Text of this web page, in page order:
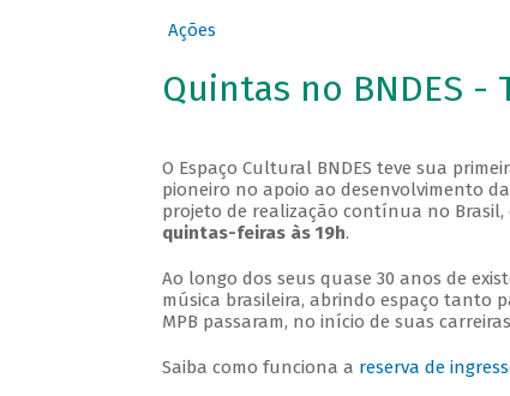
Ações
Quintas no BNDES -
O Espaço Cultural BNDES teve sua
pioneiro no apoio ao desenvolvimento
projeto de realização contínua no Brasil,
quintas-feiras às 19h.
Ao longo dos seus quase 30 anos de
música brasileira, abrindo espaço tanto
MPB passaram, no início de suas
Saiba como funciona a reserva de